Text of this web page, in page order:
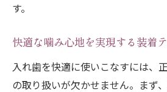
す。
快適な噛み心地を実現する装着
入れ歯を快適に使いこなすには、
の取り扱いが欠かせません。まず